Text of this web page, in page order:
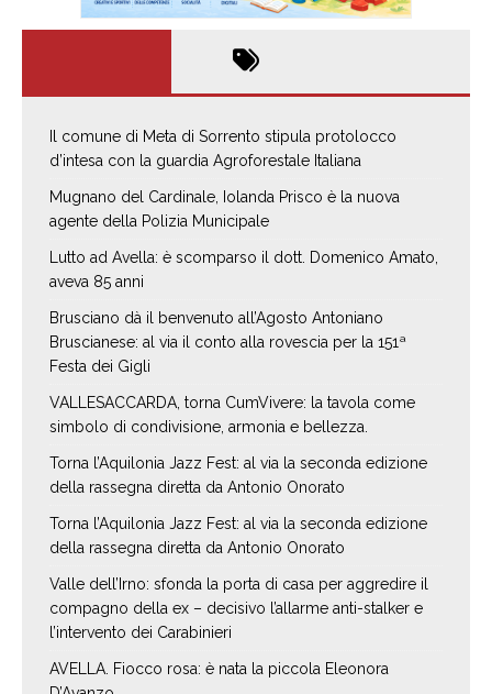
Il comune di Meta di Sorrento stipula protolocco
d’intesa con la guardia Agroforestale Italiana
Mugnano del Cardinale, Iolanda Prisco è la nuova
agente della Polizia Municipale
Lutto ad Avella: è scomparso il dott. Domenico Amato,
aveva 85 anni
Brusciano dà il benvenuto all’Agosto Antoniano
Bruscianese: al via il conto alla rovescia per la 151ª
Festa dei Gigli
VALLESACCARDA, torna CumVivere: la tavola come
simbolo di condivisione, armonia e bellezza.
Torna l’Aquilonia Jazz Fest: al via la seconda edizione
della rassegna diretta da Antonio Onorato
Torna l’Aquilonia Jazz Fest: al via la seconda edizione
della rassegna diretta da Antonio Onorato
Valle dell’Irno: sfonda la porta di casa per aggredire il
compagno della ex – decisivo l’allarme anti-stalker e
l’intervento dei Carabinieri
AVELLA. Fiocco rosa: è nata la piccola Eleonora